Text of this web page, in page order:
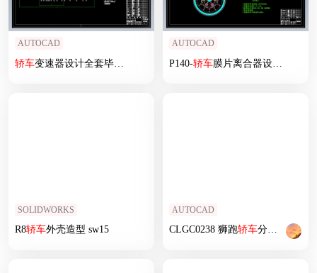
AUTOCAD
轿车变速器设计全套毕业设计
AUTOCAD
P140-轿车膜片离合器设计+开题
SOLIDWORKS
R8轿车外壳造型 sw15
AUTOCAD
CLGC0238 狮跑轿车分动器设计